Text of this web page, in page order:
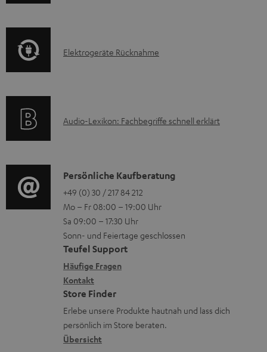
H
n
r
l
a
d
e
n
A
r
i
e
n
z
u
r
G
a
r
a
n
E
t
g
e
r
ä
t
e
R
ü
c
k
Elektrogeräte Rücknahme
A
i
o
-
L
e
x
i
k
o
n
Audio-Lexikon: Fachbegriffe schnell erklärt
K
o
n
t
a
k
t
d
a
t
Persönliche Kaufberatung
+49 (0) 30 / 217 84 212
Mo – Fr 08:00 – 19:00 Uhr
Sa 09:00 – 17:30 Uhr
Sonn- und Feiertage geschlossen
Teufel Support
Häufige Fragen
Kontakt
Store Finder
Erlebe unsere Produkte hautnah und lass dich
persönlich im Store beraten.
Übersicht